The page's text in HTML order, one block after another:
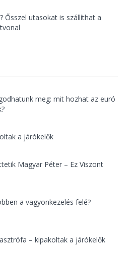
Ősszel utasokat is szállíthat a
meg: mit hozhat az euró
a járókelők
Magyar Péter – Ez Viszont
a vagyonkezelés felé?
– kipakoltak a járókelők